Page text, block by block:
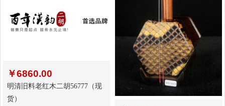
￥6860.00
明清旧料老红木二胡56777（现
货）